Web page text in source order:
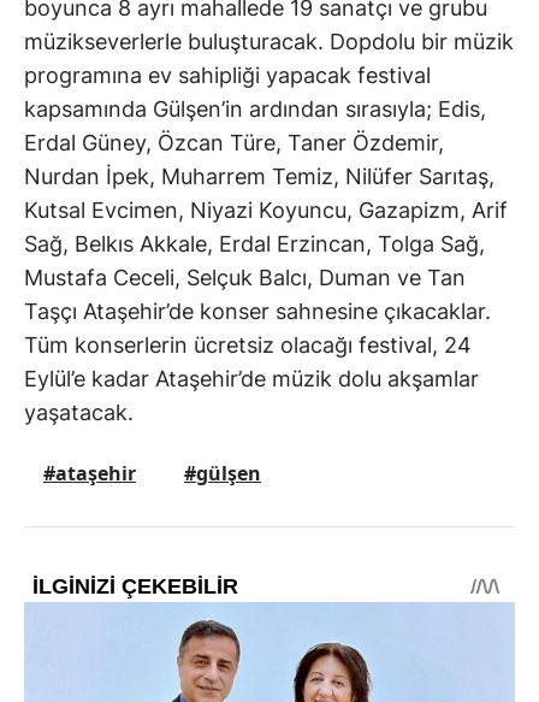
boyunca 8 ayrı mahallede 19 sanatçı ve grubu
müzikseverlerle buluşturacak. Dopdolu bir müzik
programına ev sahipliği yapacak festival
kapsamında Gülşen’in ardından sırasıyla; Edis,
Erdal Güney, Özcan Türe, Taner Özdemir,
Nurdan İpek, Muharrem Temiz, Nilüfer Sarıtaş,
Kutsal Evcimen, Niyazi Koyuncu, Gazapizm, Arif
Sağ, Belkıs Akkale, Erdal Erzincan, Tolga Sağ,
Mustafa Ceceli, Selçuk Balcı, Duman ve Tan
Taşçı Ataşehir’de konser sahnesine çıkacaklar.
Tüm konserlerin ücretsiz olacağı festival, 24
Eylül’e kadar Ataşehir’de müzik dolu akşamlar
yaşatacak.
#ataşehir #gülşen